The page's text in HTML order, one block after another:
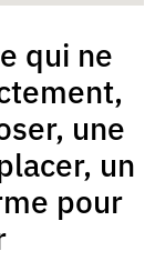
qui ne
une
un
pour